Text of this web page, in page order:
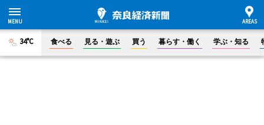
34°C 食べる 見る・遊ぶ 買う 暮らす・働く 学ぶ・知る